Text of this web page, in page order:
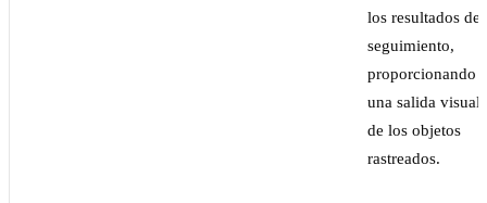
los resultados de
seguimiento,
proporcionando
una salida visual
de los objetos
rastreados.